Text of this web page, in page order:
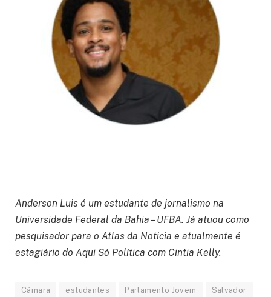
Anderson Luis é um estudante de jornalismo na
Universidade Federal da Bahia – UFBA. Já atuou como
pesquisador para o Atlas da Noticia e atualmente é
estagiário do Aqui Só Política com Cintia Kelly.
Câmara estudantes Parlamento Jovem Salvador